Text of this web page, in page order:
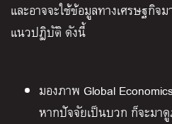
และอาจจะใช้ข้อมูลทางเศรษฐกิจ
แนวปฏิบัติ ดังนี้
มองภาพ Global
หากปัจจัยเป็นบวก ก็จะมา